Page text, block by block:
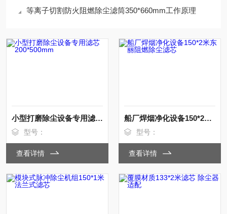
等离子切割防火阻燃除尘滤筒350*660mm工作原理
小型打磨除尘设备专用滤芯200*500mm
型号：
查看详情
船厂焊烟净化设备150*2米东丽阻燃除尘滤芯
型号：
查看详情